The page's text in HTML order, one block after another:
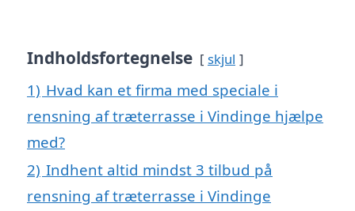
Indholdsfortegnelse skjul
1) Hvad kan et firma med speciale i
rensning af træterrasse i Vindinge hjælpe
med?
2) Indhent altid mindst 3 tilbud på
rensning af træterrasse i Vindinge